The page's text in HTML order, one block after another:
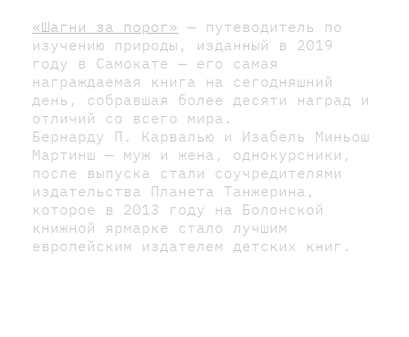
«Шагни за порог» — путеводитель по
изучению природы, изданный в 2019
году в Самокате — его самая
награждаемая книга на сегодняшний
день, собравшая более десяти наград и
отличий со всего мира.
Бернарду П. Карвалью и Изабель Миньош
Мартинш — муж и жена, однокурсники,
после выпуска стали соучредителями
издательства Планета Танжерина,
которое в 2013 году на Болонской
книжной ярмарке стало лучшим
европейским издателем детских книг.